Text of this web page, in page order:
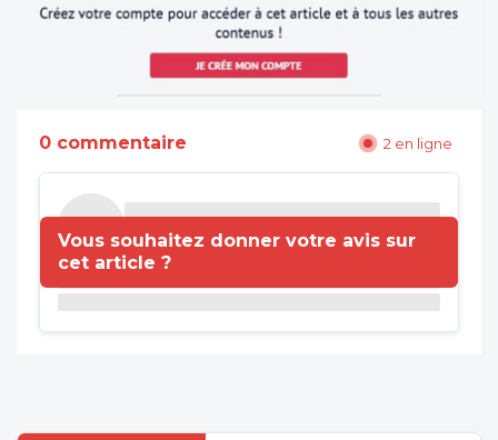
0 commentaire 2 en ligne
Vous souhaitez donner votre avis sur
cet article ?